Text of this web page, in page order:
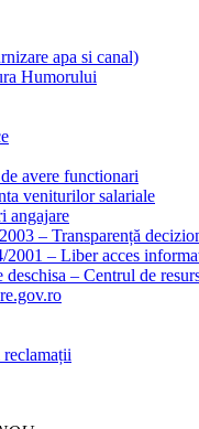
apa si canal)
Humorului
avere functionari
veniturilor salariale
angajare
– Transparență
2001 – Liber acces
deschisa – Centrul de
reclamații